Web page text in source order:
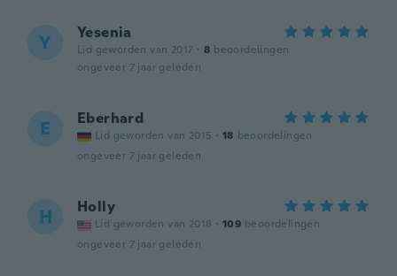
Y Yesenia
Lid geworden van 2017 · 8 beoordelingen
ongeveer 7 jaar geleden
E Eberhard
Lid geworden van 2015 · 18 beoordelingen
ongeveer 7 jaar geleden
H Holly
Lid geworden van 2018 · 109 beoordelingen
ongeveer 7 jaar geleden